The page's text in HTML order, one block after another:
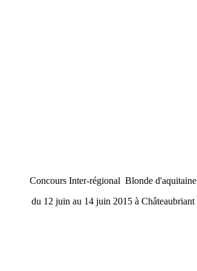
Concours Inter-régional Blonde d'aquitaine
du 12 juin au 14 juin 2015 à Châteaubriant